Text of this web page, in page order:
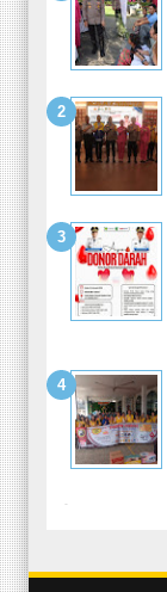
-